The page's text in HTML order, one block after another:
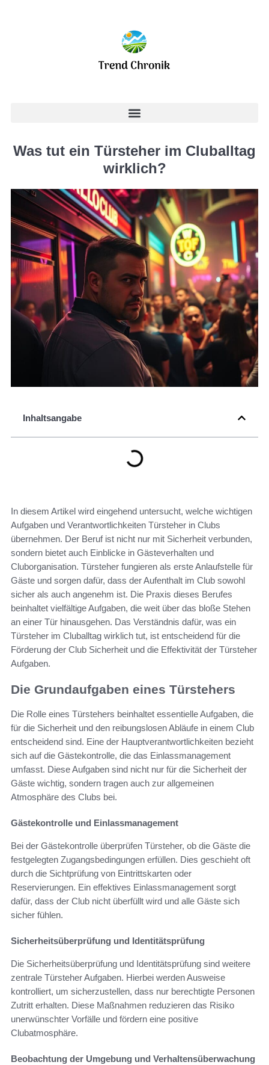
Was tut ein Türsteher im Cluballtag
wirklich?
Inhaltsangabe
In diesem Artikel wird eingehend untersucht, welche wichtigen
Aufgaben und Verantwortlichkeiten Türsteher in Clubs
übernehmen. Der Beruf ist nicht nur mit Sicherheit verbunden,
sondern bietet auch Einblicke in Gästeverhalten und
Cluborganisation. Türsteher fungieren als erste Anlaufstelle für
Gäste und sorgen dafür, dass der Aufenthalt im Club sowohl
sicher als auch angenehm ist. Die Praxis dieses Berufes
beinhaltet vielfältige Aufgaben, die weit über das bloße Stehen
an einer Tür hinausgehen. Das Verständnis dafür, was ein
Türsteher im Cluballtag wirklich tut, ist entscheidend für die
Förderung der Club Sicherheit und die Effektivität der Türsteher
Aufgaben.
Die Grundaufgaben eines Türstehers
Die Rolle eines Türstehers beinhaltet essentielle Aufgaben, die
für die Sicherheit und den reibungslosen Abläufe in einem Club
entscheidend sind. Eine der Hauptverantwortlichkeiten bezieht
sich auf die Gästekontrolle, die das Einlassmanagement
umfasst. Diese Aufgaben sind nicht nur für die Sicherheit der
Gäste wichtig, sondern tragen auch zur allgemeinen
Atmosphäre des Clubs bei.
Gästekontrolle und Einlassmanagement
Bei der Gästekontrolle überprüfen Türsteher, ob die Gäste die
festgelegten Zugangsbedingungen erfüllen. Dies geschieht oft
durch die Sichtprüfung von Eintrittskarten oder
Reservierungen. Ein effektives Einlassmanagement sorgt
dafür, dass der Club nicht überfüllt wird und alle Gäste sich
sicher fühlen.
Sicherheitsüberprüfung und Identitätsprüfung
Die Sicherheitsüberprüfung und Identitätsprüfung sind weitere
zentrale Türsteher Aufgaben. Hierbei werden Ausweise
kontrolliert, um sicherzustellen, dass nur berechtigte Personen
Zutritt erhalten. Diese Maßnahmen reduzieren das Risiko
unerwünschter Vorfälle und fördern eine positive
Clubatmosphäre.
Beobachtung der Umgebung und Verhaltensüberwachung